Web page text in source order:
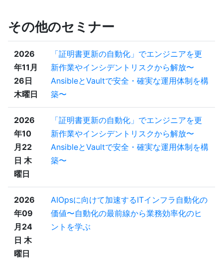
その他のセミナー
2026
年11月
26日
木曜日
「証明書更新の自動化」でエンジニアを更
新作業やインシデントリスクから解放〜
AnsibleとVaultで安全・確実な運用体制を構
築〜
2026
年10
月22
日 木
曜日
「証明書更新の自動化」でエンジニアを更
新作業やインシデントリスクから解放〜
AnsibleとVaultで安全・確実な運用体制を構
築〜
2026
年09
月24
日 木
曜日
AIOpsに向けて加速するITインフラ自動化の
価値〜自動化の最前線から業務効率化のヒ
ントを学ぶ